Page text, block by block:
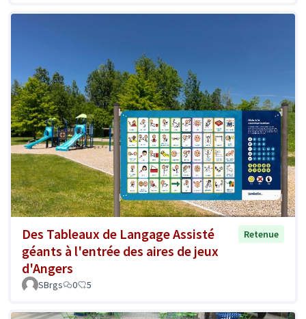
Des Tableaux de Langage Assisté
géants à l'entrée des aires de jeux
d'Angers
Retenue
SBrgs 0 5